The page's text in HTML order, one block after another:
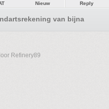
Nieuw Reply
van bijna 650
Refinery89